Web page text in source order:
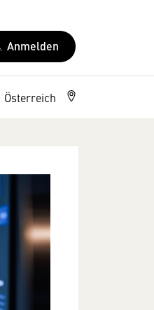
Anmelden
Österreich